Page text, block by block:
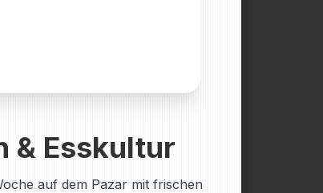
& Esskultur
auf dem Pazar mit frischen